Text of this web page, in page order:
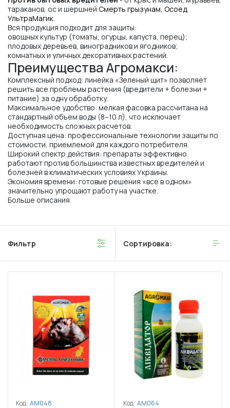
тараканов, ос и шершней Смерть грызунам, Осоед,
УльтраМагик.
Вся продукция подходит для защиты:
овощных культур (томаты, огурцы, капуста, перец);
плодовых деревьев, виноградников и ягодников;
комнатных и уличных декоративных растений.
Преимущества Агромакси:
Комплексный подход: линейка «Зеленый щит» позволяет
решить все проблемы растения (вредители + болезни +
питание) за одну обработку.
Максимальное удобство: мелкая фасовка рассчитана на
стандартный объем воды (8–10 л), что исключает
необходимость сложных расчетов.
Доступная цена: профессиональные технологии защиты по
стоимости, приемлемой для каждого потребителя.
Широкий спектр действия: препараты эффективно
работают против большинства известных вредителей и
болезней в климатических условиях Украины.
Экономия времени: готовые решения «все в одном»
значительно упрощают работу на участке.
Больше описания
Фильтр Сортировка:
Код: АМ048 Код: АМ064